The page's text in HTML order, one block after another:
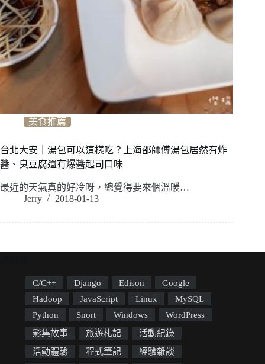
美食推薦
台北大安｜湯包可以這樣吃？上海邵師傅湯包居然有炸
醬、臭豆腐還有爆醬起司口味
最近的天氣真的好冷呀，總覺得要來個溫暖…
Jerry
2018-01-13
C/C++ Django Edison
Google
Hadoop
JavaScript Linux
MySQL
Python
Snort Windows
WordPress
影集故事
旅遊札記
活動紀錄
活動體驗
程式筆記
經驗雜談